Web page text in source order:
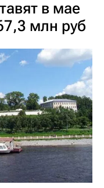
в мае
млн руб